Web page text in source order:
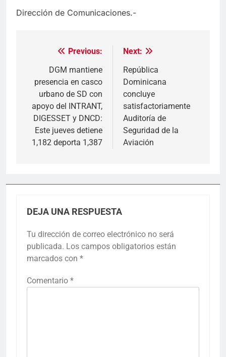
Dirección de Comunicaciones.-
Navegación
entradas
Previous:
DGM mantiene
presencia en casco
urbano de SD con
apoyo del INTRANT,
DIGESSET y DNCD:
Este jueves detiene
1,182 deporta 1,387
Next:
República
Dominicana
concluye
satisfactoriamente
Auditoría de
Seguridad de la
Aviación
DEJA UNA RESPUESTA
Tu dirección de correo electrónico no será
publicada. Los campos obligatorios están
marcados con *
Comentario *